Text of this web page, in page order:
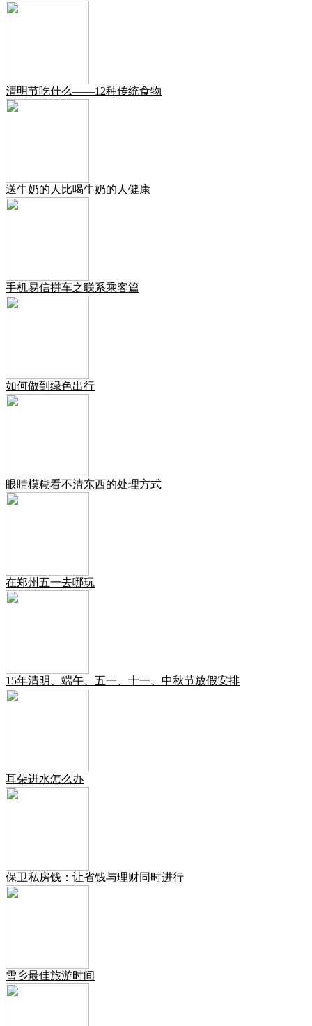
清明节吃什么——12种传统食物
送牛奶的人比喝牛奶的人健康
手机易信拼车之联系乘客篇
如何做到绿色出行
眼睛模糊看不清东西的处理方式
在郑州五一去哪玩
15年清明、端午、五一、十一、中秋节放假安排
耳朵进水怎么办
保卫私房钱：让省钱与理财同时进行
雪乡最佳旅游时间